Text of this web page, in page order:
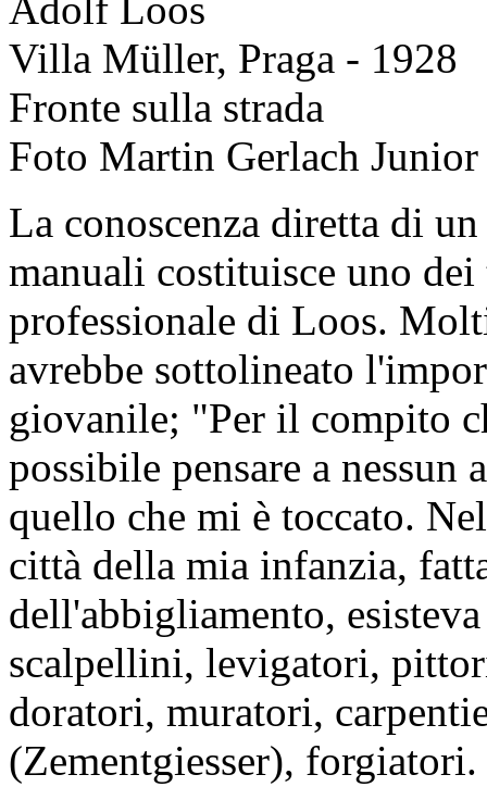
Villa Müller, Praga - 1928
Fronte sulla strada
Foto Martin Gerlach Junior
La conoscenza diretta di
manuali costituisce uno
professionale di Loos.
avrebbe sottolineato
giovanile; "Per il compito
possibile pensare a
quello che mi è toccato.
città della mia infanzia,
dell'abbigliamento,
scalpellini, levigatori,
doratori, muratori,
(Zementgiesser),